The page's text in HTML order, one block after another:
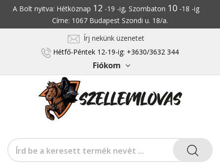
A Bolt nyitva: Hétköznap 12 -19 -ig, Szombaton 10 -18 -ig
Címe: 1067 Budapest Szondi u. 18/a.
Írj nekünk üzenetet
Hétfő-Péntek 12-19-ig: +3630/3632 344
Fiókom